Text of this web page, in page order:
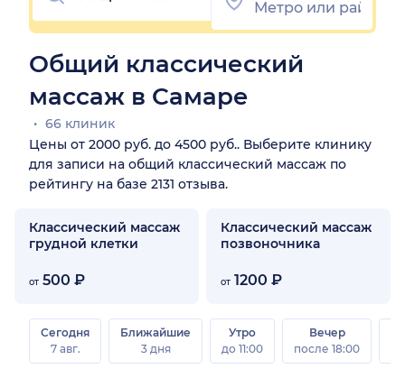
Общий классический
массаж в Самаре
66 клиник
Цены от 2000 руб. до 4500 руб.. Выберите клинику
для записи на общий классический массаж по
рейтингу на базе 2131 отзыва.
Классический массаж
грудной клетки
от 500 ₽
Классический массаж
позвоночника
от 1200 ₽
Сегодня
7 авг.
Ближайшие
3 дня
Утро
до 11:00
Вечер
после 18:00